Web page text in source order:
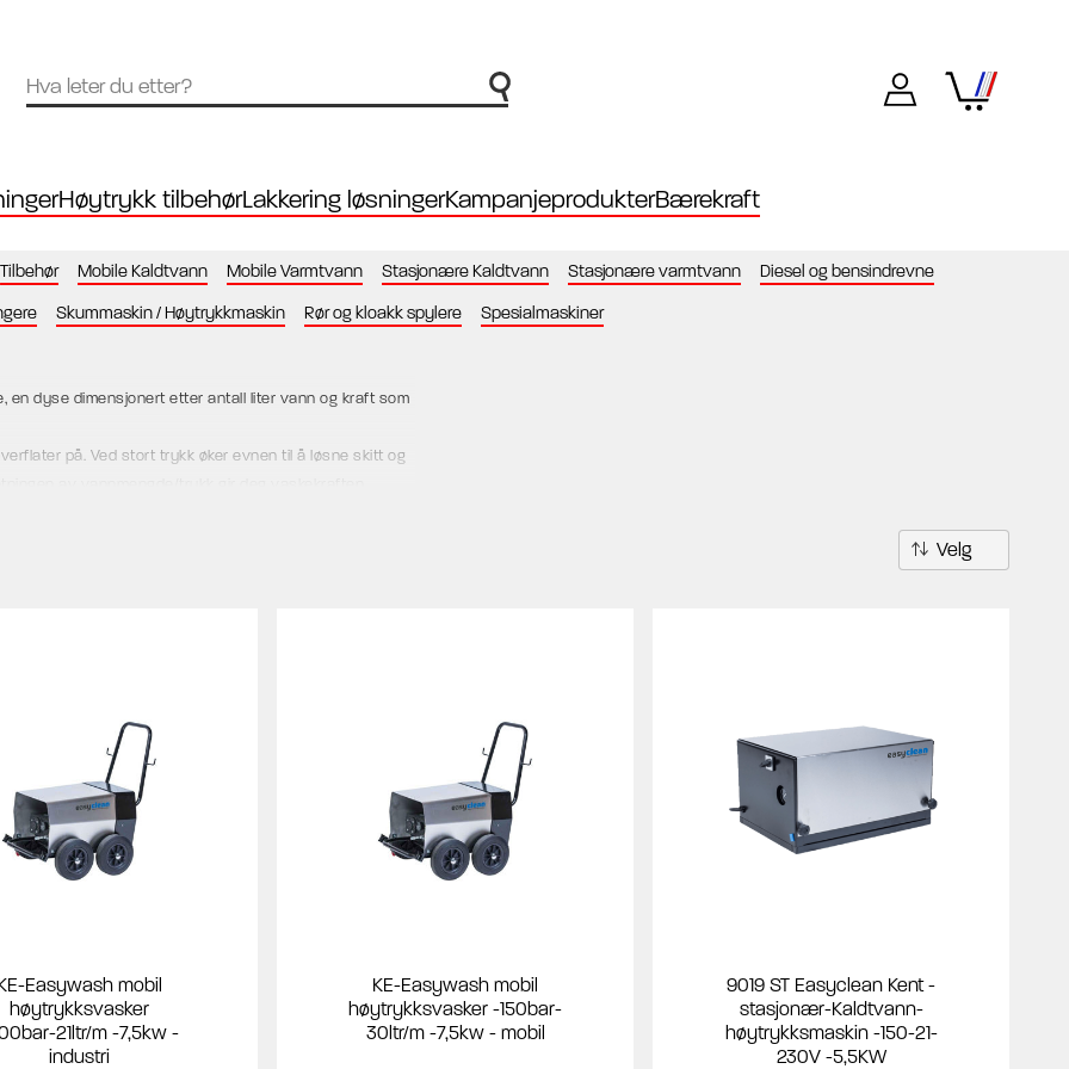
Høytrykk tilbehørLakkering løsningerKampanjeprodukterBærekraft
Tilbehør Mobile Kaldtvann Mobile Varmtvann Stasjonære Kaldtvann Stasjonære varmtvann Diesel og bensindrevne
Skummaskin / Høytrykkmaskin Rør og kloakk spylere Spesialmaskiner
dyse dimensjonert etter antall liter vann og kraft som
på. Ved stort trykk øker evnen til å løsne skitt og
på fett og oljeholdig skitt.
enhet er en ryddig og stabil løsning. Stasjonære
skader/frost/feil bruk.
mellom ulike anlegg eller ute i felten.
tilknyttes flere høytrykkstromler, svingarmer,
pistol.
Easywash mobil
høytrykksvasker
21ltr/m -7,5kw -
industri
KE-Easywash mobil
høytrykksvasker -150bar-
30ltr/m -7,5kw - mobil
9019 ST Easyclean Kent -
stasjonær-Kaldtvann-
høytrykksmaskin -150-21-
230V -5,5KW